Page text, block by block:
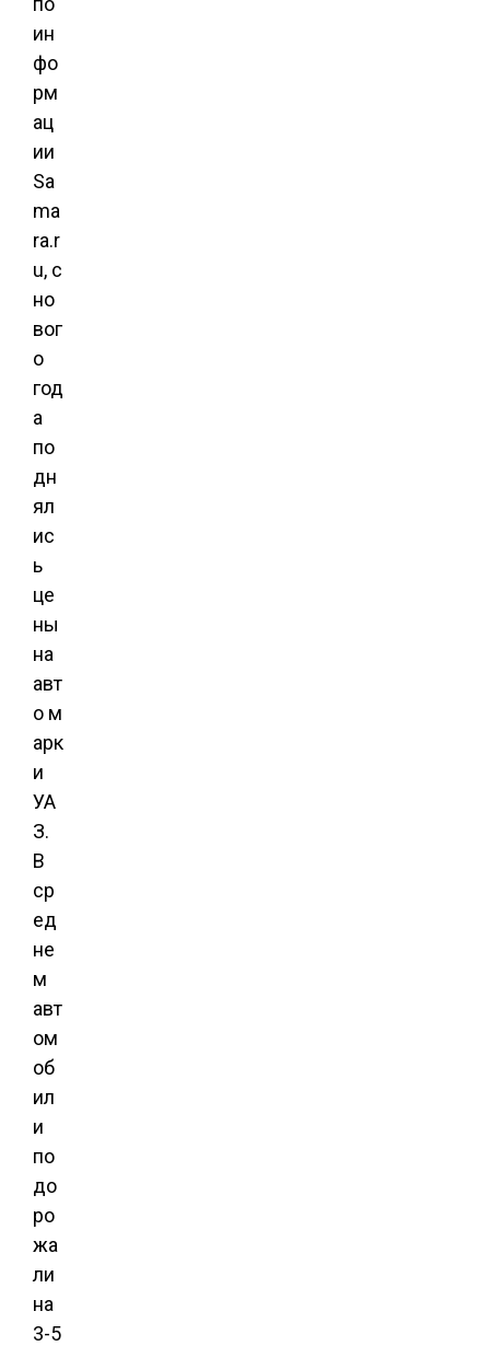
ин
фо
рм
ац
ии
Sa
ma
ra.r
u, с
но
вог
о
год
а
по
дн
ял
ис
ь
це
ны
на
авт
о м
арк
и
УА
З.
В
ср
ед
не
м
авт
ом
об
ил
и
по
до
ро
жа
ли
на
3-5